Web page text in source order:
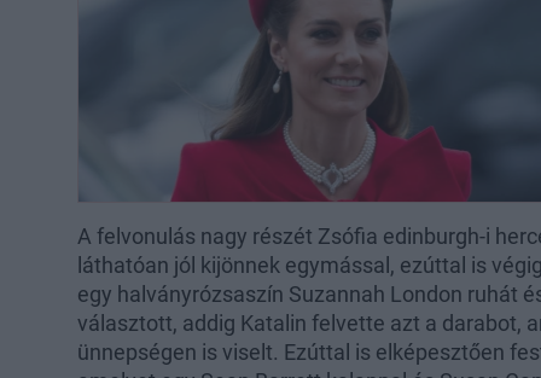
A felvonulás nagy részét Zsófia edinburgh-i
láthatóan jól kijönnek egymással, ezúttal is
egy halványrózsaszín Suzannah London ruhát
választott, addig Katalin felvette azt a darabot,
ünnepségen is viselt. Ezúttal is elképesztően